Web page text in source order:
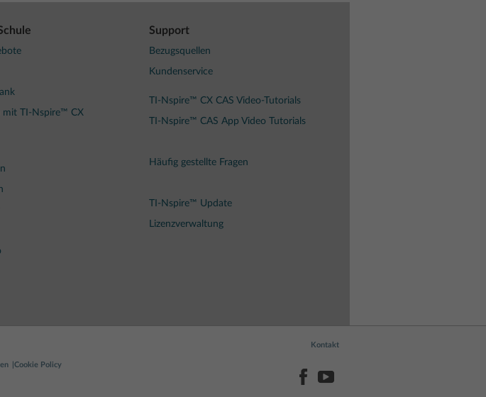
mit TI-Nspire™ CX
Support
Bezugsquellen
Kundenservice
TI-Nspire™ CX CAS Video-Tutorials
TI-Nspire™ CAS App Video Tutorials
Häufig gestellte Fragen
TI-Nspire™ Update
Lizenzverwaltung
Cookie Policy
Kontakt